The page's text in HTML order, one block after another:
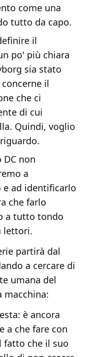
come una
tutto da capo.
il
po' più chiara
sia stato
il
che ci
di cui
Quindi, voglio
non
a
e ad identificarlo
che farlo
a tutto tondo
lettori.
partirà dal
a cercare di
umana del
macchina:
è ancora
a che fare con
fatto che il suo